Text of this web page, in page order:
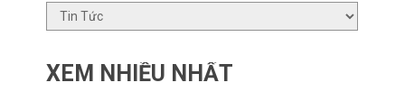
CHUYÊN
MỤC
XEM NHIỀU NHẤT